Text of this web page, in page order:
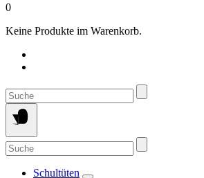
0
Keine Produkte im Warenkorb.
Suche
nach:
Suche
nach:
Schultüten